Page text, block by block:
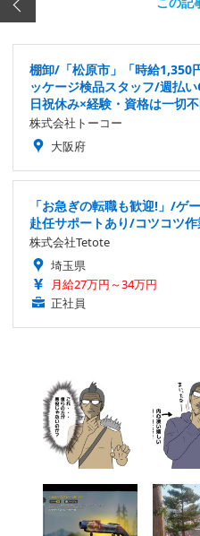
棚卸/「松原市」「時給1,350
ッケージ検品スタッフ/週払
日祝休み×経験・資格は一切
株式会社トーコー
大阪府
「お急ぎの転職も歓迎!」/ゲ
赴任サポートあり/コツコツ
株式会社Tetote
埼玉県
月給27万円～34万円
正社員